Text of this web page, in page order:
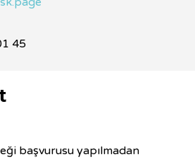
45
başvurusu yapılmadan